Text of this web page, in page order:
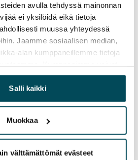
avulla tehdyssä mainonnan
ei yksilöidä eikä tietoja
muussa yhteydessä
Jaamme sosiaalisen median,
alan kumppaneillemme tietoja
tietoihin, joita olet antanut
kun olet käyttänyt heidän
Salli kaikki
Muokkaa
välttämättömät evästeet